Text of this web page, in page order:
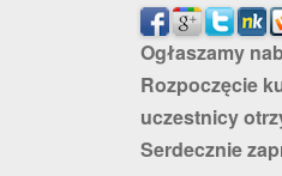
Ogłaszamy
Rozpoczęcie
uczestnicy
Serdecznie